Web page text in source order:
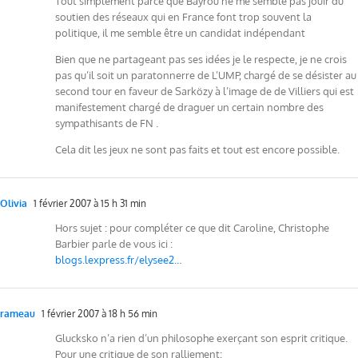
soutien des réseaux qui en France font trop souvent la
politique, il me semble être un candidat indépendant
Bien que ne partageant pas ses idées je le respecte, je ne crois
pas qu’il soit un paratonnerre de L’UMP, chargé de se désister au
second tour en faveur de Sarközy à l’image de de Villiers qui est
manifestement chargé de draguer un certain nombre des
sympathisants de FN .
Cela dit les jeux ne sont pas faits et tout est encore possible.
Olivia 1 février 2007 à 15 h 31 min
Hors sujet : pour compléter ce que dit Caroline, Christophe
Barbier parle de vous ici :
blogs.lexpress.fr/elysee2…
rameau 1 février 2007 à 18 h 56 min
Glucksko n’a rien d’un philosophe exerçant son esprit critique.
Pour une critique de son ralliement: